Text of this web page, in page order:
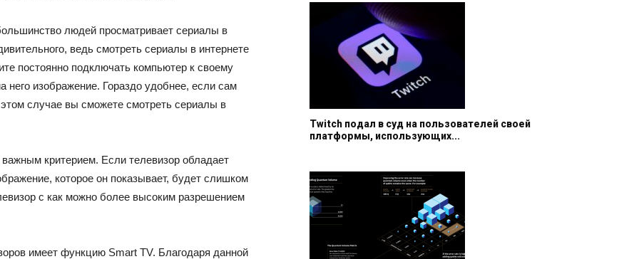
людей просматривает сериалы в
ведь смотреть сериалы в интернете
постоянно подключать компьютер к своему
него изображение. Гораздо удобнее, если сам
случае вы сможете смотреть сериалы в
критерием. Если телевизор обладает
которое он показывает, будет слишком
с как можно более высоким разрешением
имеет функцию Smart TV. Благодаря данной
Twitch подал в суд на пользователей своей
платформы, использующих...